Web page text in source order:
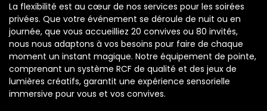
La flexibilité est au cœur de nos services pour les soirées
privées. Que votre événement se déroule de nuit ou en
journée, que vous accueilliez 20 convives ou 80 invités,
nous nous adaptons à vos besoins pour faire de chaque
moment un instant magique. Notre équipement de pointe,
comprenant un système RCF de qualité et des jeux de
lumières créatifs, garantit une expérience sensorielle
immersive pour vous et vos convives.